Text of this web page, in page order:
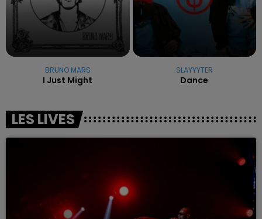
BRUNO MARS
I Just Might
SLAYYYTER
Dance
LES LIVES